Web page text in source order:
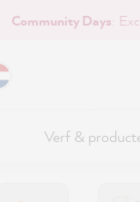
Community Days:
Verf &